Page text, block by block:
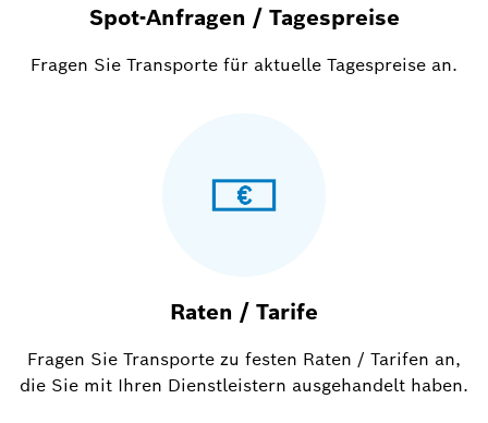
Spot-Anfragen / Tagespreise
Fragen Sie Transporte für aktuelle Tagespreise an.
Raten / Tarife
Fragen Sie Transporte zu festen Raten / Tarifen an,
die Sie mit Ihren Dienstleistern ausgehandelt haben.